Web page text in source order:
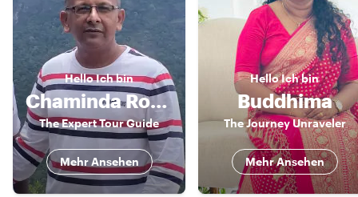
HelloIch bin
Chaminda Roshan
The Expert Tour Guide
Mehr Ansehen
HelloIch bin
Buddhima
The Journey Unraveler
Mehr Ansehen